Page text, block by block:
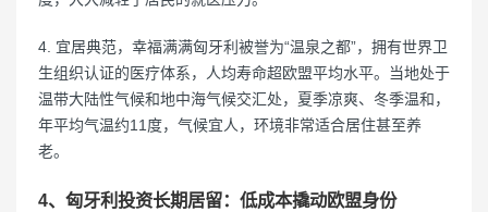
4. 宜居典范，幸福满满匈牙利被誉为“温泉之都”，拥有世界卫
生组织认证的医疗体系，人均寿命超欧盟平均水平。当地处于
温带大陆性气候和地中海气候交汇处，夏季凉爽、冬季温和，
年平均气温约11度，气候宜人，环境非常适合居住甚至养
老。
4、匈牙利投资长期居留：低成本撬动欧盟身份